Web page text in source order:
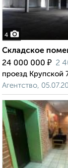
4
Складское
24 000 000 ₽ 2
проезд Крупской
Агентство,